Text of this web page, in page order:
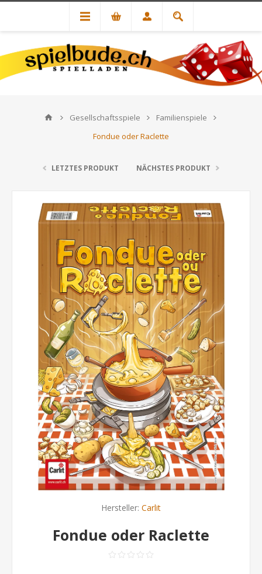
Gesellschaftsspiele
Familienspiele
Fondue oder Raclette
LETZTES PRODUKT NÄCHSTES PRODUKT
Hersteller: Carlit
Fondue oder Raclette